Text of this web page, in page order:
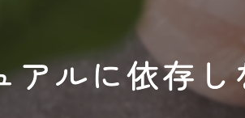
アルに依存